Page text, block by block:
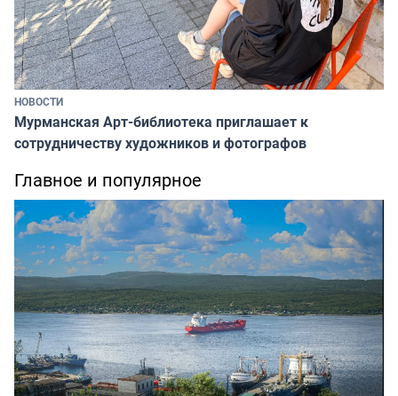
НОВОСТИ
Мурманская Арт-библиотека приглашает к
сотрудничеству художников и фотографов
Главное и популярное